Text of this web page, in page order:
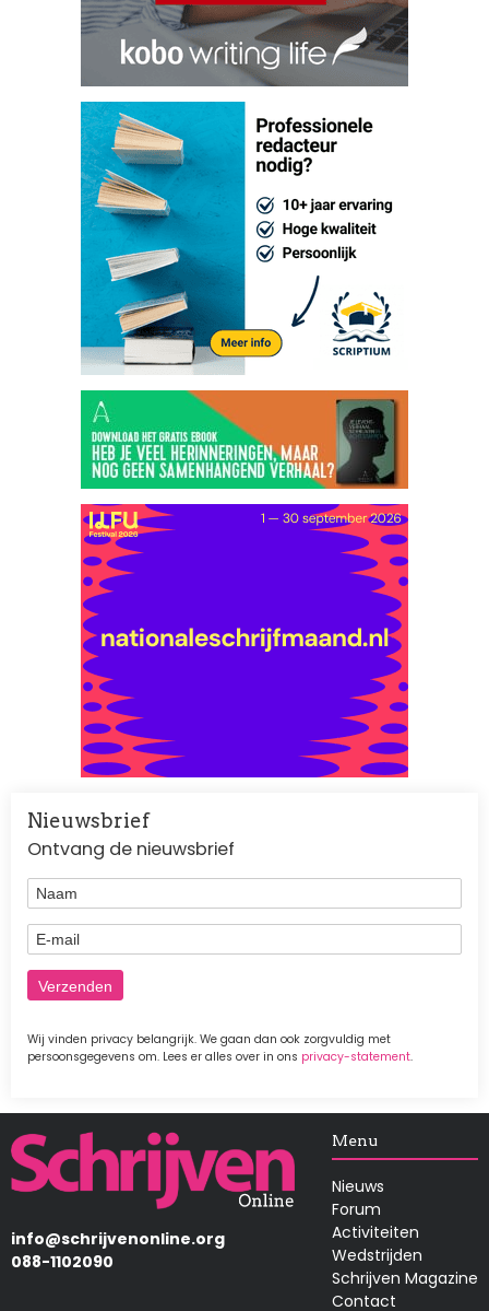
Nieuwsbrief
Ontvang de nieuwsbrief
Naam
E-mail
Wij vinden privacy belangrijk. We gaan dan ook zorgvuldig met
persoonsgegevens om. Lees er alles over in ons privacy-statement.
Afbeelding
info@schrijvenonline.org
088-1102090
Menu
Nieuws
Forum
Activiteiten
Wedstrijden
Schrijven Magazine
Contact